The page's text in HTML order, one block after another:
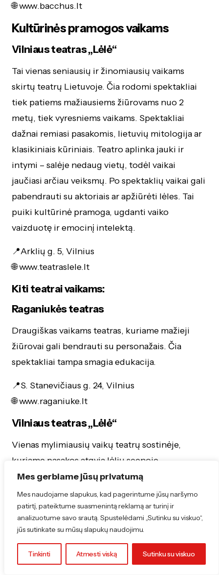
Mes gerbiame jūsų privatumą
Mes naudojame slapukus, kad pagerintume jūsų naršymo
patirtį, pateiktume suasmenintą reklamą ar turinį ir
analizuotume savo srautą. Spustelėdami „Sutinku su viskuo“,
jūs sutinkate su mūsų slapukų naudojimu.
Tinkinti Atmesti viską Sutinku su viskuo
🌐 www.bacchus.lt
Kultūrinės pramogos vaikams
Vilniaus teatras „Lėlė“
Tai vienas seniausių ir žinomiausių vaikams
skirtų teatrų Lietuvoje. Čia rodomi spektakliai
tiek patiems mažiausiems žiūrovams nuo 2
metų, tiek vyresniems vaikams. Spektakliai
dažnai remiasi pasakomis, lietuvių mitologija ar
klasikiniais kūriniais. Teatro aplinka jauki ir
intymi – salėje nedaug vietų, todėl vaikai
jaučiasi arčiau veiksmų. Po spektaklių vaikai gali
pabendrauti su aktoriais ar apžiūrėti lėles. Tai
puiki kultūrinė pramoga, ugdanti vaiko
vaizduotę ir emocinį intelektą.
📍Arklių g. 5, Vilnius
🌐 www.teatraslele.lt
Kiti teatrai vaikams:
Raganiukės teatras
Draugiškas vaikams teatras, kuriame mažieji
žiūrovai gali bendrauti su personažais. Čia
spektakliai tampa smagia edukacija.
📍S. Stanevičiaus g. 24, Vilnius
🌐 www.raganiuke.lt
Vilniaus teatras „Lėlė“
Vienas mylimiausių vaikų teatrų sostinėje,
kuriame pasakos atgyja lėlių scenoje.
Repertuare – spektakliai mažiesiems ir visai
šeimai.
📍Arklių g. 5, Vilnius
🌐 www.teatraslele.lt
Keistuolių teatras